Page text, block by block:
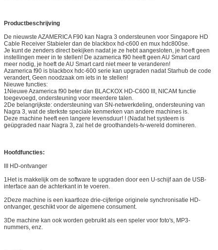
Productbeschrijving
De nieuwste AZAMERICA F90 kan Nagra 3 ondersteunen voor Singapore HD
Cable Receiver Stabieler dan de blackbox hd-c600 en mux hdc800se.
Je kunt de zenders direct bekijken nadat je ze hebt aangesloten, je hoeft geen
instellingen meer in te stellen! De azamerica f90 heeft geen AU Smart card
meer nodig, je hoeft de AU Smart card niet meer te veranderen!
Azamerica f90 is blackbox hdc-600 serie kan upgraden nadat Starhub de code
verandert, Geen noodzaak om iets in te stellen!
Nieuwe functies:
1Nieuwe Azamerica f90 beter dan BLACKOX HD-C600 III, NICAM functie
toegevoegd, ondersteuning voor meerdere talen.
2De belangrijkste: ondersteuning van SN-netwerkdeling, ondersteuning van
Nagra 3, wat de sterkste speciale kenmerken van andere machines is.
Deze machine heeft een langere levensduur! ! (Nadat het systeem is
geüpgraded naar Nagra 3, zal het de groothandels-tv-wereld domineren.
Hoofdfuncties:
III HD-ontvanger
1Het is makkelijk om de software te upgraden door een U-schijf aan de USB-
interface aan de achterkant in te voeren.
2Deze machine is een kaartloze drie-cijferige originele synchronisatie HD-
ontvanger, geschikt voor de algemene consument.
3De machine kan ook worden gebruikt als een speler voor foto's, MP3-
nummers, enz.